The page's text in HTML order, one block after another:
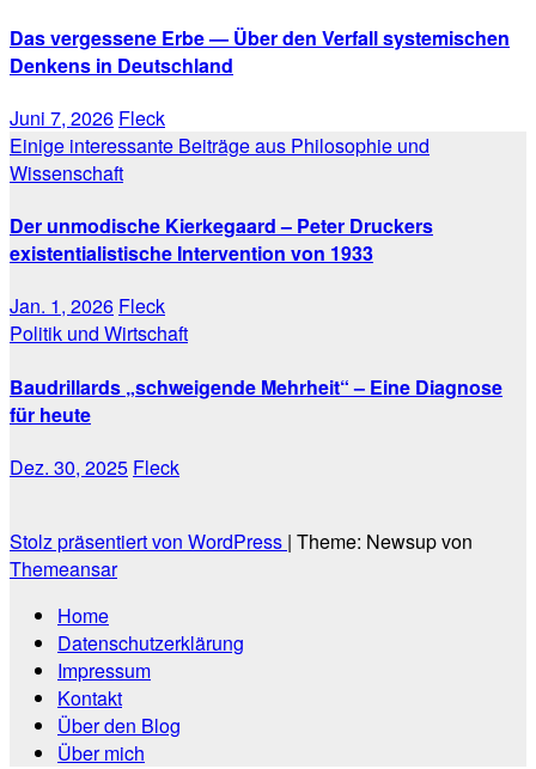
Das vergessene Erbe — Über den Verfall systemischen
Denkens in Deutschland
Juni 7, 2026 Fleck
Einige interessante Beiträge aus Philosophie und
Wissenschaft
Der unmodische Kierkegaard – Peter Druckers
existentialistische Intervention von 1933
Jan. 1, 2026 Fleck
Politik und Wirtschaft
Baudrillards „schweigende Mehrheit“ – Eine Diagnose
für heute
Dez. 30, 2025 Fleck
Stolz präsentiert von WordPress | Theme: Newsup von
Themeansar
Home
Datenschutzerklärung
Impressum
Kontakt
Über den Blog
Über mich